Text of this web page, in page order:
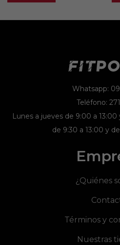
Whatsapp:
Teléfono:
Lunes a jueves de 9:00 a 13:00
de 9:30 a 13:00 y
¿Quiénes
Términos y
Nuestras